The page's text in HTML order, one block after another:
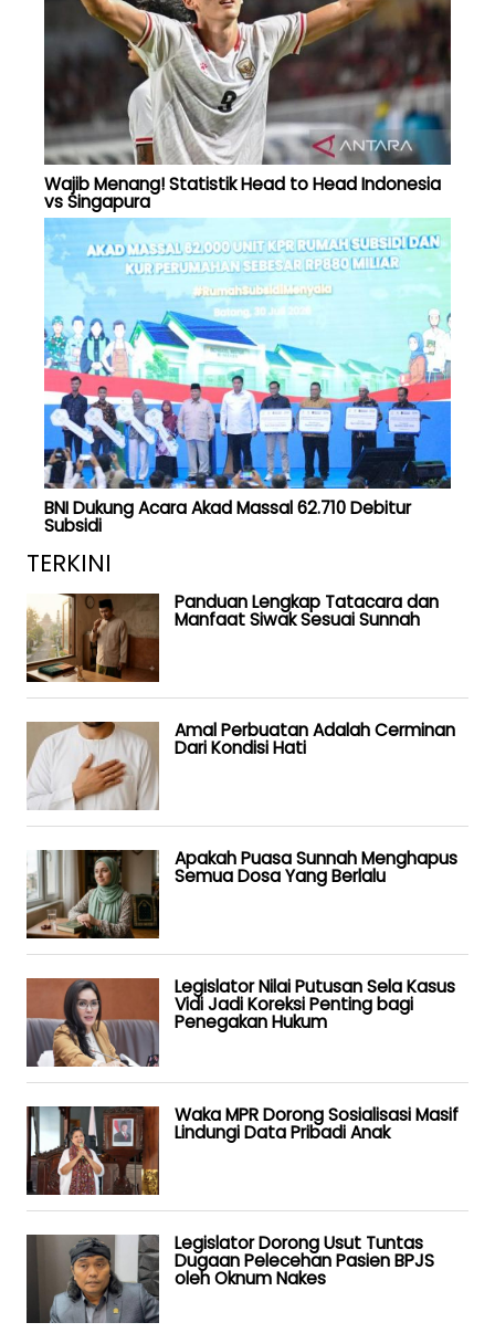
Wajib Menang! Statistik Head to Head Indonesia
vs Singapura
BNI Dukung Acara Akad Massal 62.710 Debitur
Subsidi
TERKINI
Panduan Lengkap Tatacara dan
Manfaat Siwak Sesuai Sunnah
Amal Perbuatan Adalah Cerminan
Dari Kondisi Hati
Apakah Puasa Sunnah Menghapus
Semua Dosa Yang Berlalu
Legislator Nilai Putusan Sela Kasus
Vidi Jadi Koreksi Penting bagi
Penegakan Hukum
Waka MPR Dorong Sosialisasi Masif
Lindungi Data Pribadi Anak
Legislator Dorong Usut Tuntas
Dugaan Pelecehan Pasien BPJS
oleh Oknum Nakes